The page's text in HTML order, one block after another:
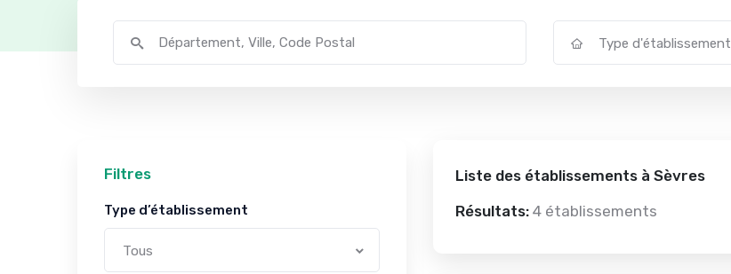
Type d'établissement
Liste des établissements à Sèvres
Résultats: 4 établissements
Filtres
Type d’établissement
Tous